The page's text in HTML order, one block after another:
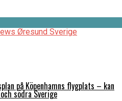
på Köpenhamns flygplats – kan
södra Sverige